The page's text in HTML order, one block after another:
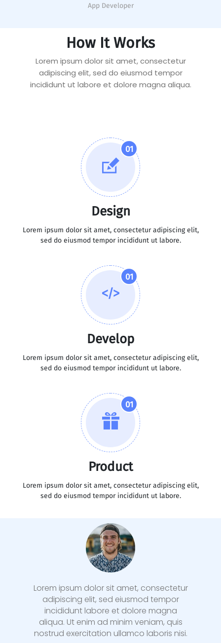
App Developer
How It Works
Lorem ipsum dolor sit amet, consectetur
adipiscing elit, sed do eiusmod tempor
incididunt ut labore et dolore magna aliqua.
01
Design
Lorem ipsum dolor sit amet, consectetur adipiscing elit,
sed do eiusmod tempor incididunt ut labore.
01
Develop
Lorem ipsum dolor sit amet, consectetur adipiscing elit,
sed do eiusmod tempor incididunt ut labore.
01
Product
Lorem ipsum dolor sit amet, consectetur adipiscing elit,
sed do eiusmod tempor incididunt ut labore.
Lorem ipsum dolor sit amet, consectetur
adipiscing elit, sed eiusmod tempor
incididunt labore et dolore magna
aliqua. Ut enim ad minim veniam, quis
nostrud exercitation ullamco laboris nisi.